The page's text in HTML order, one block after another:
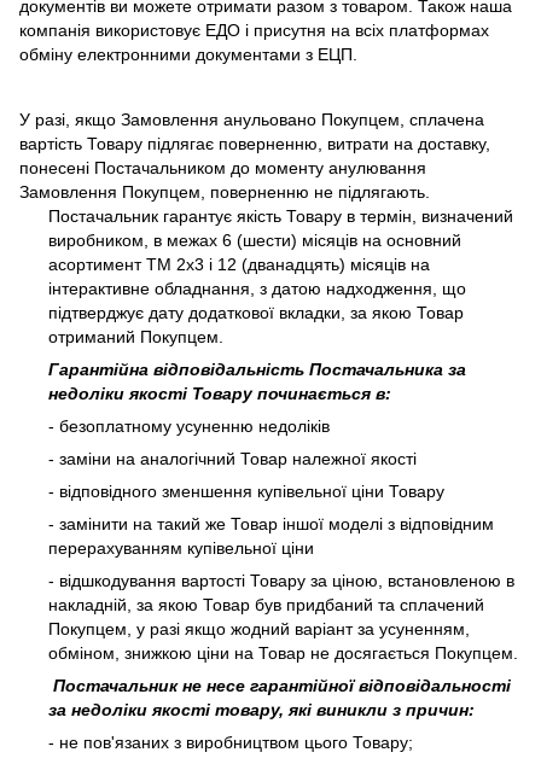
документів ви можете отримати разом з товаром. Також наша
компанія використовує ЕДО і присутня на всіх платформах
обміну електронними документами з ЕЦП.
У разі, якщо Замовлення анульовано Покупцем, сплачена
вартість Товару підлягає поверненню, витрати на доставку,
понесені Постачальником до моменту анулювання
Замовлення Покупцем, поверненню не підлягають.
Постачальник гарантує якість Товару в термін, визначений
виробником, в межах 6 (шести) місяців на основний
асортимент ТМ 2х3 і 12 (дванадцять) місяців на
інтерактивне обладнання, з датою надходження, що
підтверджує дату додаткової вкладки, за якою Товар
отриманий Покупцем.
Гарантійна відповідальність Постачальника за
недоліки якості Товару починається в:
- безоплатному усуненню недоліків
- заміни на аналогічний Товар належної якості
- відповідного зменшення купівельної ціни Товару
- замінити на такий же Товар іншої моделі з відповідним
перерахуванням купівельної ціни
- відшкодування вартості Товару за ціною, встановленою в
накладній, за якою Товар був придбаний та сплачений
Покупцем, у разі якщо жодний варіант за усуненням,
обміном, знижкою ціни на Товар не досягається Покупцем.
Постачальник не несе гарантійної відповідальності
за недоліки якості товару, які виникли з причин:
- не пов'язаних з виробництвом цього Товару;